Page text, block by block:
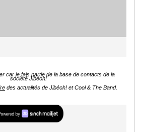
car je fais partie de la base de contacts de la
société Jibéoh!
des actualités de Jibéoh! et Cool & The Band.